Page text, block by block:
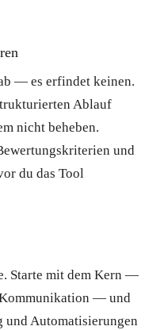
— es erfindet keinen.
Ablauf
nicht beheben.
und
du das Tool
Starte mit dem Kern —
— und
Automatisierungen